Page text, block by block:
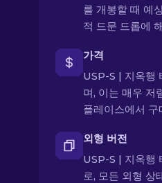
를 개봉할 때 예
적 드문 드롭에
가격
USP-S | 지옥행
며, 이는 매우 저
플레이스에서 구
외형 버전
USP-S | 지옥행
로, 모든 외형 상